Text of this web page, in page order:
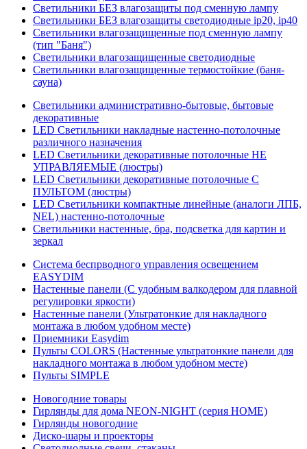
Светильники БЕЗ влагозащиты под сменную лампу
Светильники БЕЗ влагозащиты светодиодные ip20, ip40
Светильники влагозащищенные под сменную лампу
(тип "Баня")
Светильники влагозащищенные светодиодные
Светильники влагозащищенные термостойкие (баня-
сауна)
Светильники административно-бытовые, бытовые
декоративные
LED Cветильники накладные настенно-потолочные
различного назначения
LED Светильники декоративные потолочные НЕ
УПРАВЛЯЕМЫЕ (люстры)
LED Светильники декоративные потолочные С
ПУЛЬТОМ (люстры)
LED Светильники компактные линейные (аналоги ЛПБ,
NEL) настенно-потолочные
Светильники настенные, бра, подсветка для картин и
зеркал
Система беспрводного управления освещением
EASYDIM
Настенные панели (С удобным валкодером для плавной
регулировки яркости)
Настенные панели (Ультратонкие для накладного
монтажа в любом удобном месте)
Приемники Easydim
Пульты COLORS (Настенные ультратонкие панели для
накладного монтажа в любом удобном месте)
Пульты SIMPLE
Новогодние товары
Гирлянды для дома NEON-NIGHT (серия HOME)
Гирлянды новогодние
Диско-шары и проекторы